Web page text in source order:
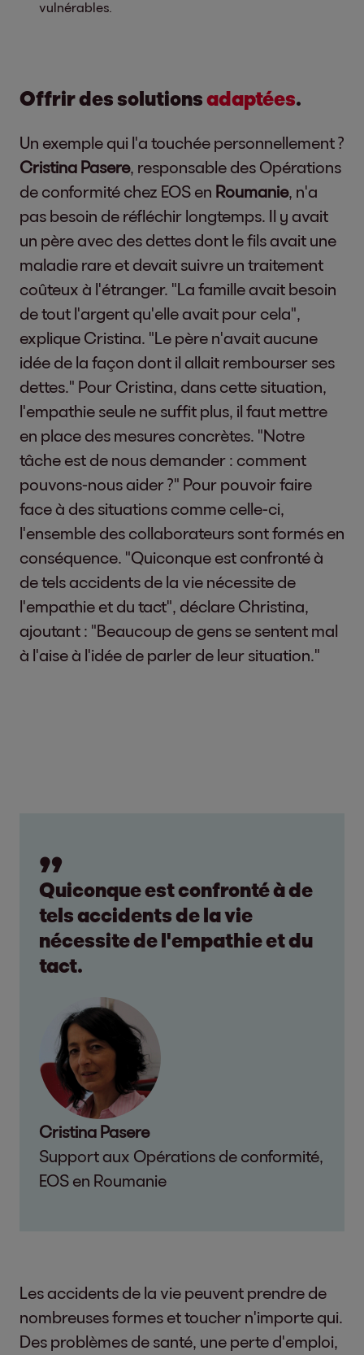
vulnérables.
Offrir des solutionsadaptées.
Un exemple qui l'a touchée personnellement ?
Cristina Pasere, responsable des Opérations
de conformité chez EOS en Roumanie, n'a
pas besoin de réfléchir longtemps. Il y avait
un père avec des dettes dont le fils avait une
maladie rare et devait suivre un traitement
coûteux à l'étranger. "La famille avait besoin
de tout l'argent qu'elle avait pour cela",
explique Cristina. "Le père n'avait aucune
idée de la façon dont il allait rembourser ses
dettes." Pour Cristina, dans cette situation,
l'empathie seule ne suffit plus, il faut mettre
en place des mesures concrètes. "Notre
tâche est de nous demander : comment
pouvons-nous aider ?" Pour pouvoir faire
face à des situations comme celle-ci,
l'ensemble des collaborateurs sont formés en
conséquence. "Quiconque est confronté à
de tels accidents de la vie nécessite de
l'empathie et du tact", déclare Christina,
ajoutant : "Beaucoup de gens se sentent mal
à l'aise à l'idée de parler de leur situation."
Quiconque est confronté à de
tels accidents de la vie
nécessite de l'empathie et du
tact.
Cristina Pasere
Support aux Opérations de conformité,
EOS en Roumanie
Les accidents de la vie peuvent prendre de
nombreuses formes et toucher n'importe qui.
Des problèmes de santé, une perte d'emploi,